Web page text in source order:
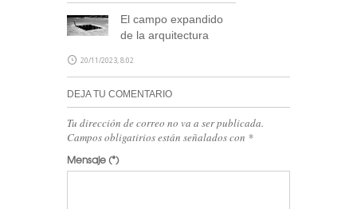
SUSCRÍBETE
El campo expandido
de la arquitectura
20/11/2023, 8:02
DEJA TU COMENTARIO
Tu dirección de correo no va a ser publicada.
Campos obligatirios están señalados con *
Mensaje(*)